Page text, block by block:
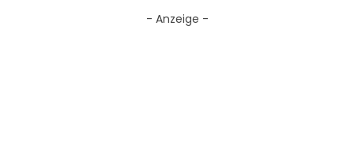
- Anzeige -